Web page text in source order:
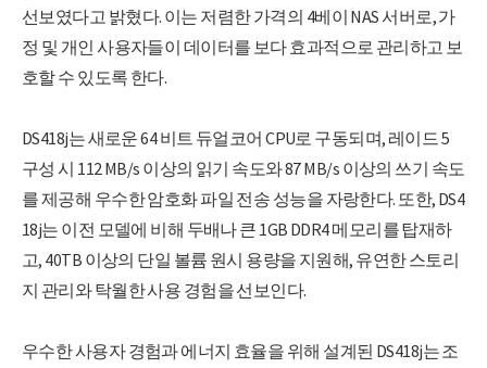
선보였다고 밝혔다. 이는 저렴한 가격의 4베이 NAS 서버로, 가
정 및 개인 사용자들이 데이터를 보다 효과적으로 관리하고 보
호할 수 있도록 한다.
DS418j는 새로운 64 비트 듀얼코어 CPU로 구동되며, 레이드 5
구성 시 112 MB/s 이상의 읽기 속도와 87 MB/s 이상의 쓰기 속도
를 제공해 우수한 암호화 파일 전송 성능을 자랑한다. 또한, DS4
18j는 이전 모델에 비해 두배나 큰 1GB DDR4 메모리를 탑재하
고, 40TB 이상의 단일 볼륨 원시 용량을 지원해, 유연한 스토리
지 관리와 탁월한 사용 경험을 선보인다.
우수한 사용자 경험과 에너지 효율을 위해 설계된 DS418j는 조